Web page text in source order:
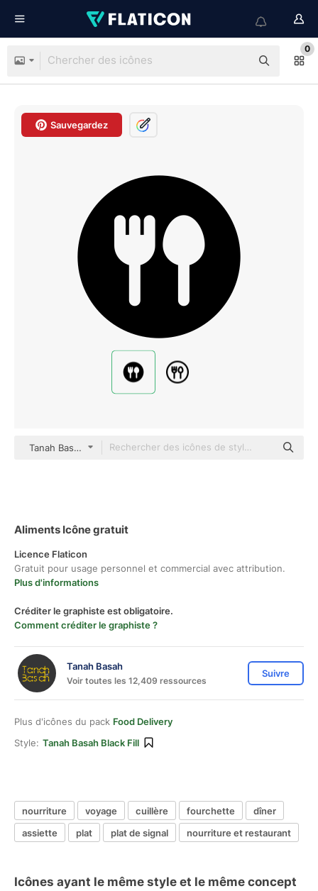
0
Sauvegardez
Tanah Basah black fill
Aliments Icône gratuit
Licence Flaticon
Gratuit pour usage personnel et commercial avec attribution.
Plus d'informations
Créditer le graphiste est obligatoire.
Comment créditer le graphiste ?
Tanah Basah
Voir toutes les 12,409 ressources
Suivre
Plus d'icônes du pack Food Delivery
Style: Tanah Basah Black Fill
nourriture voyage cuillère fourchette
dîner
assiette
plat plat de signal nourriture et restaurant
Icônes ayant le même style et le même concept